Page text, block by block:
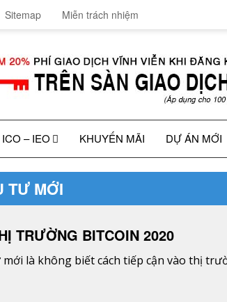
Sitemap Miễn trách nhiệm
ICO – IEO KHUYẾN MÃI DỰ ÁN MỚI
TƯ MỚI
TRƯỜNG BITCOIN 2020
là không biết cách tiếp cận vào thị